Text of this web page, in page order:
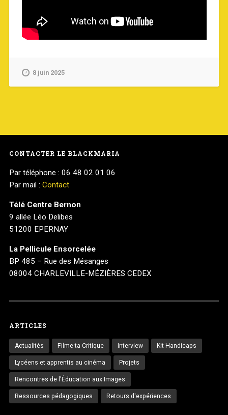
8 juin 2025
CONTACTER LE BLACKMARIA
Par téléphone : 06 48 02 01 06
Par mail : Contact
Télé Centre Bernon
9 allée Léo Delibes
51200 EPERNAY
La Pellicule Ensorcelée
BP 485 – Rue des Mésanges
08004 CHARLEVILLE-MÉZIÈRES CEDEX
ARTICLES
Actualités Filme ta Critique Interview Kit Handicaps
Lycéens et apprentis au cinéma Projets
Rencontres de l'Éducation aux Images
Ressources pédagogiques Retours d'expériences